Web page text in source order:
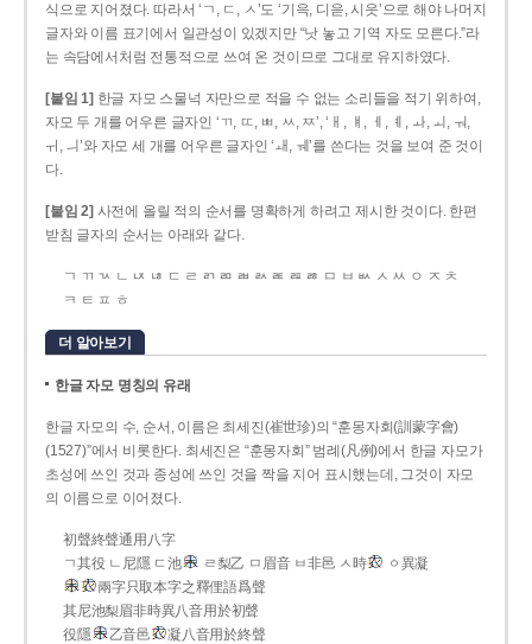
식으로 지어졌다. 따라서 ‘ㄱ, ㄷ, ㅅ’도 ‘기윽, 디읃, 시읏’으로 해야 나머지
글자와 이름 표기에서 일관성이 있겠지만 “낫 놓고 기역 자도 모른다.”라
는 속담에서처럼 전통적으로 쓰여 온 것이므로 그대로 유지하였다.
[붙임 1] 한글 자모 스물넉 자만으로 적을 수 없는 소리들을 적기 위하여,
자모 두 개를 어우른 글자인 ‘ㄲ, ㄸ, ㅃ, ㅆ, ㅉ’, ‘ㅐ, ㅒ, ㅔ, ㅖ, ㅘ, ㅚ, ㅝ,
ㅟ, ㅢ’와 자모 세 개를 어우른 글자인 ‘ㅙ, ㅞ’를 쓴다는 것을 보여 준 것이
다.
[붙임 2] 사전에 올릴 적의 순서를 명확하게 하려고 제시한 것이다. 한편
받침 글자의 순서는 아래와 같다.
ㄱ ㄲ ㄳ ㄴ ㄵ ㄶ ㄷ ㄹ ㄺ ㄻ ㄼ ㄽ ㄾ ㄿ ㅀ ㅁ ㅂ ㅄ ㅅ ㅆ ㅇ ㅈ ㅊ
ㅋ ㅌ ㅍ ㅎ
더 알아보기
한글 자모 명칭의 유래
한글 자모의 수, 순서, 이름은 최세진(崔世珍)의 “훈몽자회(訓蒙字會)
(1527)”에서 비롯한다. 최세진은 “훈몽자회” 범례(凡例)에서 한글 자모가
초성에 쓰인 것과 종성에 쓰인 것을 짝을 지어 표시했는데, 그것이 자모
의 이름으로 이어졌다.
初聲終聲通用八字
ㄱ其役 ㄴ尼隱 ㄷ池
ㄹ梨乙 ㅁ眉音 ㅂ非邑 ㅅ時
ㆁ異凝
兩字只取本字之釋俚語爲聲
其尼池梨眉非時異八音用於初聲
役隱
乙音邑 凝八音用於終聲